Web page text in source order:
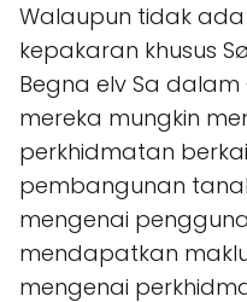
Walaupun tidak
kepakaran khusus
Begna elv Sa dalam
mereka mungkin
perkhidmatan
pembangunan
mengenai
mendapatkan
mengenai